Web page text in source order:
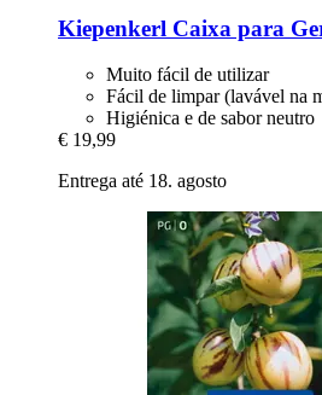
Kiepenkerl Caixa para
Muito fácil de utilizar
Fácil de limpar (lavável na
Higiénica e de sabor neutro
€ 19,99
Entrega até 18. agosto